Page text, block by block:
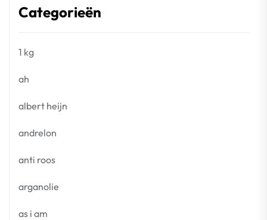
Categorieën
1 kg
ah
albert heijn
andrelon
anti roos
arganolie
as i am